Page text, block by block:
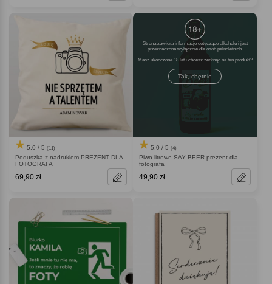
5.0 / 5 (11)
Poduszka z nadrukiem PREZENT DLA
FOTOGRAFA
69,90 zł
Strona zawiera informacje dotyczące alkoholu i jest
przeznaczona wyłącznie dla osób pełnoletnich.
Masz ukończone 18 lat i chcesz zerknąć na ten produkt
Tak, chętnie
5.0 / 5 (4)
Piwo litrowe SAY BEER prezent dla
fotografa
49,90 zł